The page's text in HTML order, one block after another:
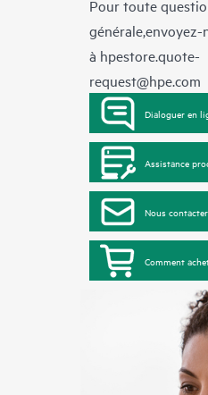
Pour toute
à hpestore.quote-
request@hpe.com
Dialoguer en
Assistance
Nous
Comment